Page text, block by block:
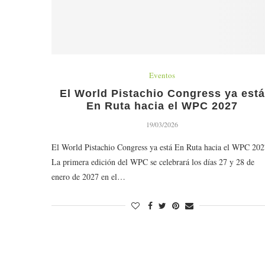
Eventos
El World Pistachio Congress ya está
En Ruta hacia el WPC 2027
19/03/2026
El World Pistachio Congress ya está En Ruta hacia el WPC
La primera edición del WPC se celebrará los días 27 y 28 de
enero de 2027 en el…